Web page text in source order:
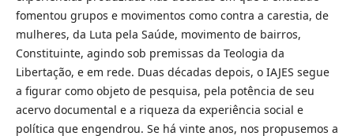
fomentou grupos e movimentos como contra a carestia, de
mulheres, da Luta pela Saúde, movimento de bairros,
Constituinte, agindo sob premissas da Teologia da
Libertação, e em rede. Duas décadas depois, o IAJES segue
a figurar como objeto de pesquisa, pela potência de seu
acervo documental e a riqueza da experiência social e
política que engendrou. Se há vinte anos, nos propusemos a